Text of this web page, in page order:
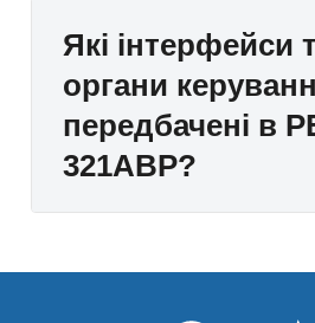
Які інтерфейси
органи
передбачені в
321АВР?